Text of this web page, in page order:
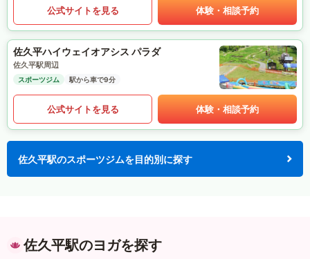
公式サイトを見る 体験・相談予約
佐久平ハイウェイオアシス パラダ
佐久平駅周辺
スポーツジム 駅から車で9分
公式サイトを見る 体験・相談予約
佐久平駅のスポーツジムを目的別に探す
佐久平駅のヨガを探す